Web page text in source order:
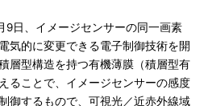
日、イメージセンサーの同一画素
気的に変更できる電子制御技術を開
層型構造を持つ有機薄膜（積層型有
ることで、イメージセンサーの感度
御するもので、可視光／近赤外線域